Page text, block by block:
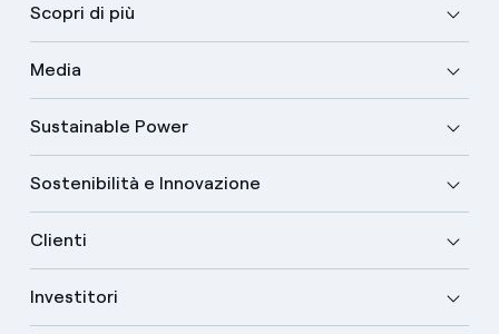
Scopri di più
Media
Sustainable Power
Sostenibilità e Innovazione
Clienti
Investitori